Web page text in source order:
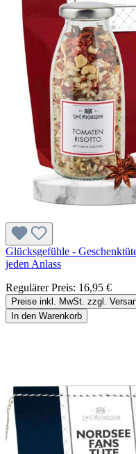
Glücksgefühle -
jeden Anlass
Regulärer Preis: 16,95 €
Preise inkl. MwSt. zzgl.
In den Warenkorb